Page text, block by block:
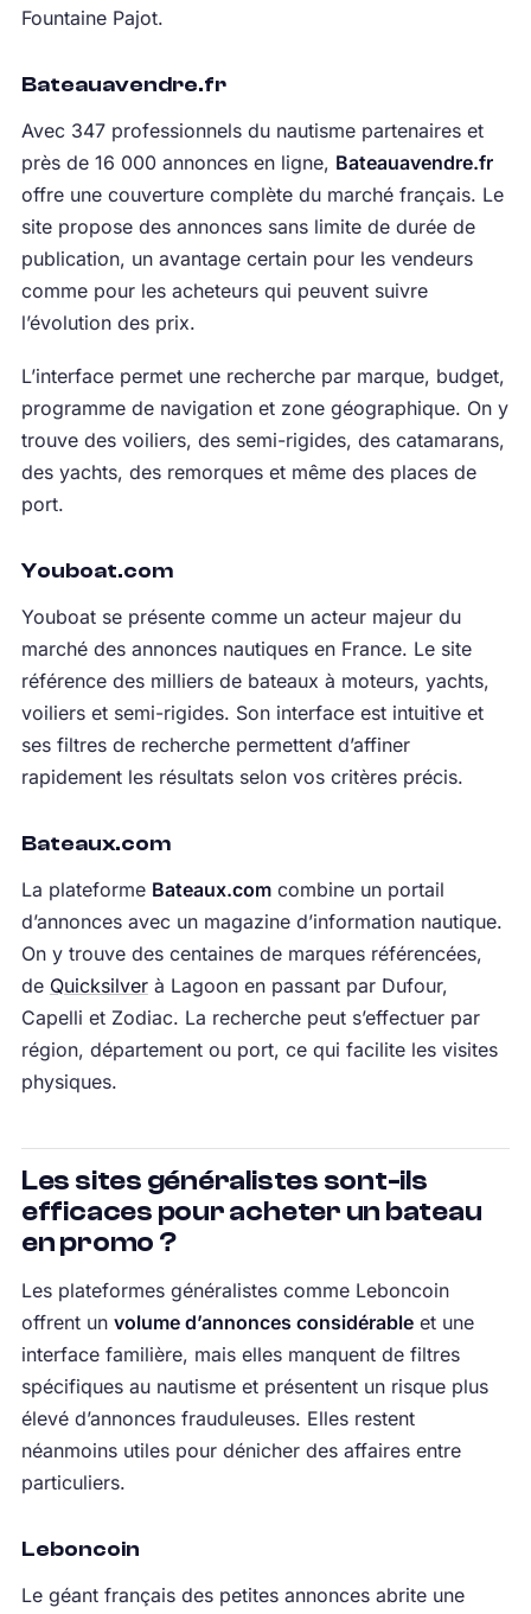
Fountaine Pajot.
Bateauavendre.fr
Avec 347 professionnels du nautisme partenaires et
près de 16 000 annonces en ligne, Bateauavendre.fr
offre une couverture complète du marché français. Le
site propose des annonces sans limite de durée de
publication, un avantage certain pour les vendeurs
comme pour les acheteurs qui peuvent suivre
l’évolution des prix.
L’interface permet une recherche par marque, budget,
programme de navigation et zone géographique. On y
trouve des voiliers, des semi-rigides, des catamarans,
des yachts, des remorques et même des places de
port.
Youboat.com
Youboat se présente comme un acteur majeur du
marché des annonces nautiques en France. Le site
référence des milliers de bateaux à moteurs, yachts,
voiliers et semi-rigides. Son interface est intuitive et
ses filtres de recherche permettent d’affiner
rapidement les résultats selon vos critères précis.
Bateaux.com
La plateforme Bateaux.comcombine un portail
d’annonces avec un magazine d’information nautique.
On y trouve des centaines de marques référencées,
de Quicksilverà Lagoon en passant par Dufour,
Capelli et Zodiac. La recherche peut s’effectuer par
région, département ou port, ce qui facilite les visites
physiques.
Les sites généralistes sont-ils
efficaces pour acheter un bateau
en promo ?
Les plateformes généralistes comme Leboncoin
offrent un volume d’annonces considérableet une
interface familière, mais elles manquent de filtres
spécifiques au nautisme et présentent un risque plus
élevé d’annonces frauduleuses. Elles restent
néanmoins utiles pour dénicher des affaires entre
particuliers.
Leboncoin
Le géant français des petites annonces abrite une